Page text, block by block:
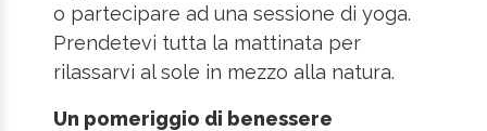
o partecipare ad una sessione di yoga.
Prendetevi tutta la mattinata per
rilassarvi al sole in mezzo alla natura.
Un pomeriggio di benessere